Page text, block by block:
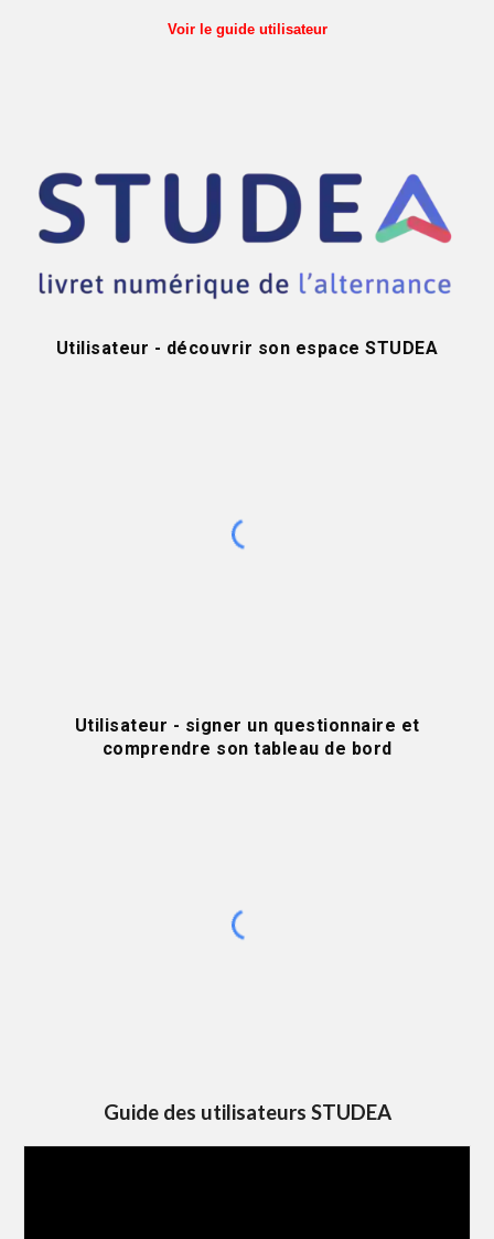
Voir le guide utilisateur
Utilisateur - découvrir son espace STUDEA
Utilisateur - signer un questionnaire et
comprendre son tableau de bord
Guide des utilisateurs STUDEA